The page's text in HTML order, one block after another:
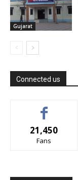
Gujarat
Connected us
21,450
Fans